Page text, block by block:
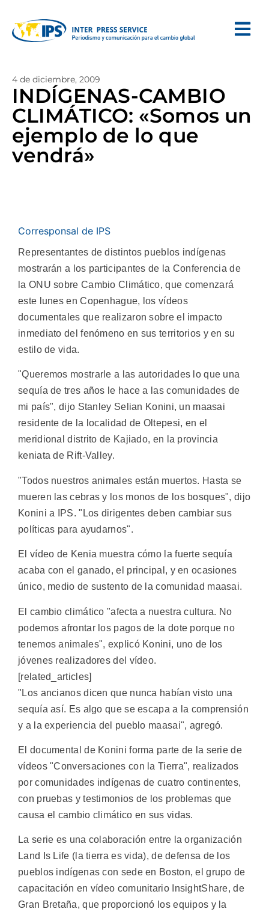
4 de diciembre, 2009
INDÍGENAS-CAMBIO
CLIMÁTICO: «Somos un
ejemplo de lo que
vendrá»
Corresponsal de IPS
Representantes de distintos pueblos indígenas
mostrarán a los participantes de la Conferencia de
la ONU sobre Cambio Climático, que comenzará
este lunes en Copenhague, los vídeos
documentales que realizaron sobre el impacto
inmediato del fenómeno en sus territorios y en su
estilo de vida.
"Queremos mostrarle a las autoridades lo que una
sequía de tres años le hace a las comunidades de
mi país", dijo Stanley Selian Konini, un maasai
residente de la localidad de Oltepesi, en el
meridional distrito de Kajiado, en la provincia
keniata de Rift-Valley.
"Todos nuestros animales están muertos. Hasta se
mueren las cebras y los monos de los bosques", dijo
Konini a IPS. "Los dirigentes deben cambiar sus
políticas para ayudarnos".
El vídeo de Kenia muestra cómo la fuerte sequía
acaba con el ganado, el principal, y en ocasiones
único, medio de sustento de la comunidad maasai.
El cambio climático "afecta a nuestra cultura. No
podemos afrontar los pagos de la dote porque no
tenemos animales", explicó Konini, uno de los
jóvenes realizadores del vídeo.
[related_articles]
"Los ancianos dicen que nunca habían visto una
sequía así. Es algo que se escapa a la comprensión
y a la experiencia del pueblo maasai", agregó.
El documental de Konini forma parte de la serie de
vídeos "Conversaciones con la Tierra", realizados
por comunidades indígenas de cuatro continentes,
con pruebas y testimonios de los problemas que
causa el cambio climático en sus vidas.
La serie es una colaboración entre la organización
Land Is Life (la tierra es vida), de defensa de los
pueblos indígenas con sede en Boston, el grupo de
capacitación en vídeo comunitario InsightShare, de
Gran Bretaña, que proporcionó los equipos y la